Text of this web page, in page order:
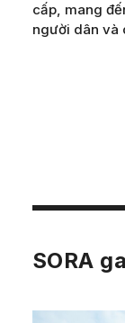
cấp, mang
người dân và
SORA